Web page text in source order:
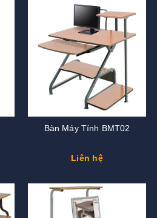
Bàn Máy Tính BMT02
Liên hệ